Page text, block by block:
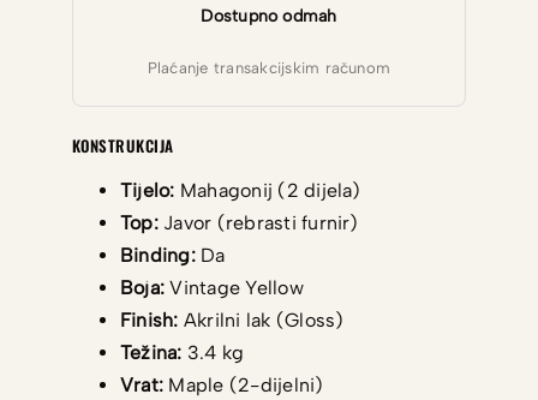
Dostupno odmah
Plaćanje transakcijskim računom
KONSTRUKCIJA
Tijelo: Mahagonij (2 dijela)
Top:Javor (rebrasti furnir)
Binding:Da
Boja: Vintage Yellow
Finish: Akrilni lak (Gloss)
Težina: 3.4 kg
Vrat: Maple (2-dijelni)